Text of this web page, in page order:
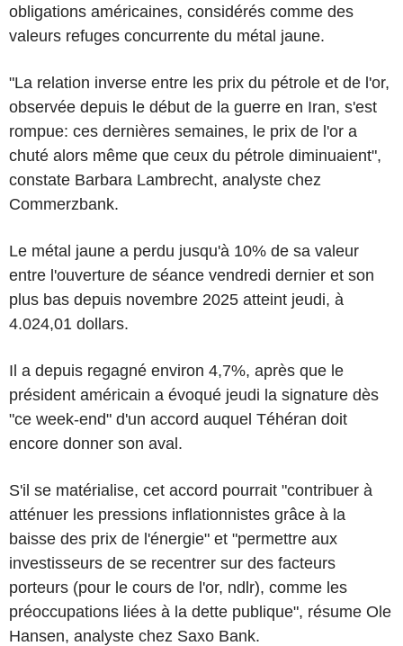
obligations américaines, considérés comme des
valeurs refuges concurrente du métal jaune.
"La relation inverse entre les prix du pétrole et de l'or,
observée depuis le début de la guerre en Iran, s'est
rompue: ces dernières semaines, le prix de l'or a
chuté alors même que ceux du pétrole diminuaient",
constate Barbara Lambrecht, analyste chez
Commerzbank.
Le métal jaune a perdu jusqu'à 10% de sa valeur
entre l'ouverture de séance vendredi dernier et son
plus bas depuis novembre 2025 atteint jeudi, à
4.024,01 dollars.
Il a depuis regagné environ 4,7%, après que le
président américain a évoqué jeudi la signature dès
"ce week-end" d'un accord auquel Téhéran doit
encore donner son aval.
S'il se matérialise, cet accord pourrait "contribuer à
atténuer les pressions inflationnistes grâce à la
baisse des prix de l'énergie" et "permettre aux
investisseurs de se recentrer sur des facteurs
porteurs (pour le cours de l'or, ndlr), comme les
préoccupations liées à la dette publique", résume Ole
Hansen, analyste chez Saxo Bank.